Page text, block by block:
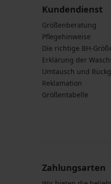
€
€
code
ALL25
€
€
code
ALL25
19,79
€
32,99
€
mit
26,99
€
20,24
€
code
ALL25
Kundendienst
Größenberatung
Pflegehinweise
Die richtige BH-
Erklärung der
Umtausch und
Reklamation
Größentabelle
Zahlungsarten